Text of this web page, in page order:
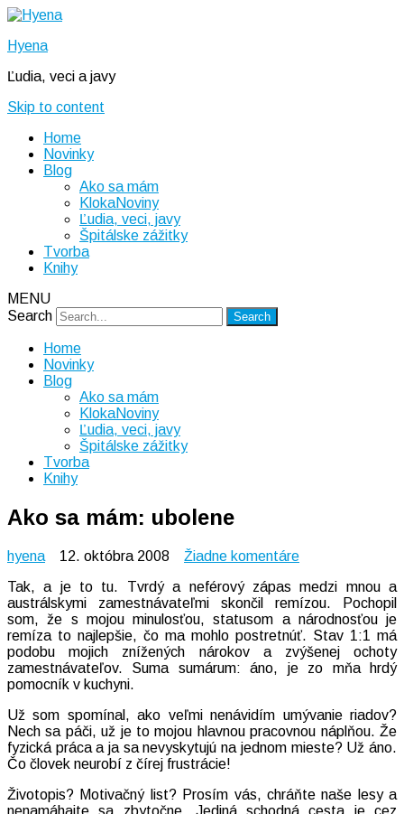
Hyena
Ľudia, veci a javy
Skip to content
Home
Novinky
Blog
Ako sa mám
KlokaNoviny
Ľudia, veci, javy
Špitálske zážitky
Tvorba
Knihy
MENU
Search
Home
Novinky
Blog
Ako sa mám
KlokaNoviny
Ľudia, veci, javy
Špitálske zážitky
Tvorba
Knihy
Ako sa mám: ubolene
hyena 12. októbra 2008 Žiadne komentárena
sa
mám:
ubolene
Tak, a je to tu. Tvrdý a neférový zápas medzi mnou a
austrálskymi zamestnávateľmi skončil remízou. Pochopil
som, že s mojou minulosťou, statusom a národnosťou je
remíza to najlepšie, čo ma mohlo postretnúť. Stav 1:1 má
podobu mojich znížených nárokov a zvýšenej ochoty
zamestnávateľov. Suma sumárum: áno, je zo mňa hrdý
pomocník v kuchyni.
Už som spomínal, ako veľmi nenávidím umývanie riadov?
Nech sa páči, už je to mojou hlavnou pracovnou náplňou. Že
fyzická práca a ja sa nevyskytujú na jednom mieste? Už áno.
Čo človek neurobí z čírej frustrácie!
Životopis? Motivačný list? Prosím vás, chráňte naše lesy a
nenamáhajte sa zbytočne. Jediná schodná cesta je cez